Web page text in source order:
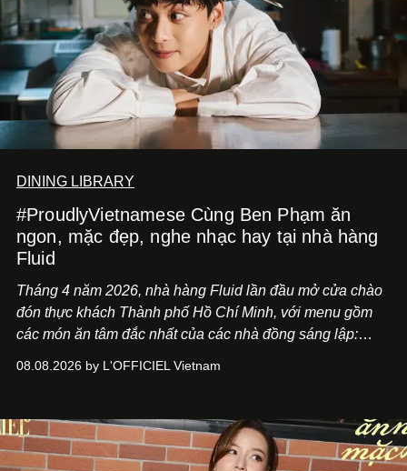
DINING LIBRARY
#ProudlyVietnamese Cùng Ben Phạm ăn
ngon, mặc đẹp, nghe nhạc hay tại nhà hàng
Fluid
Tháng 4 năm 2026, nhà hàng Fluid lần đầu mở cửa chào
đón thực khách Thành phố Hồ Chí Minh, với menu gồm
các món ăn tâm đắc nhất của các nhà đồng sáng lập:
món ăn đa dạng từ Á đến Âu nhanh chóng được yêu thích
mang đến niềm vui cho thực khách.
08.08.2026 by L'OFFICIEL Vietnam